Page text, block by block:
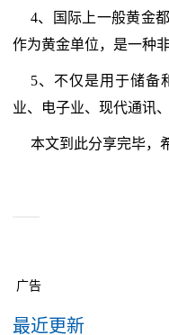
4、国际上一般黄金
作为黄金单位，是一种
5、不仅是用于储备
业、电子业、现代通讯
本文到此分享完毕，
广告
最近更新